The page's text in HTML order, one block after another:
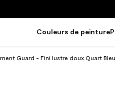
Couleurs de peinture
Guard - Fini lustre doux Quart